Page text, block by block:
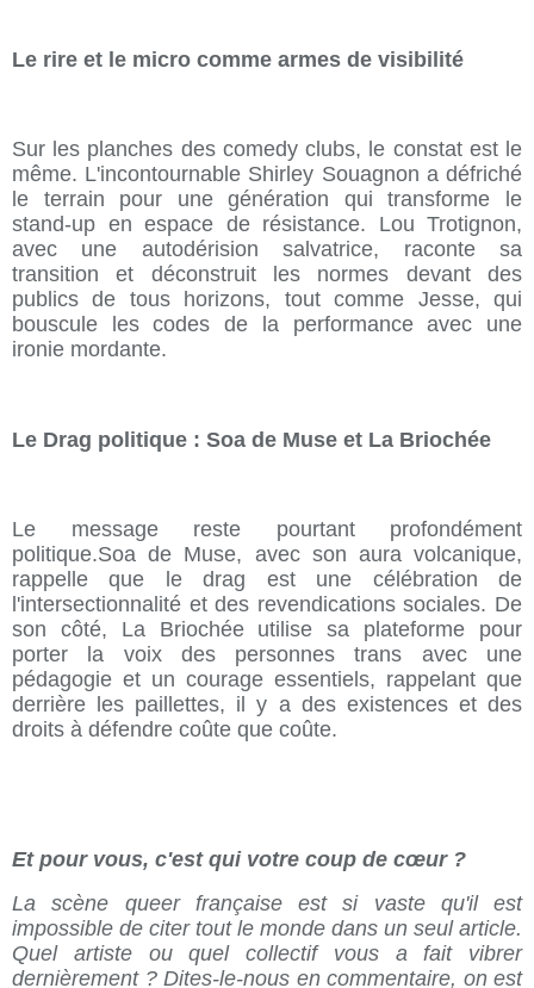
Le rire et le micro comme armes de visibilité
Sur les planches des comedy clubs, le constat est le
même. L'incontournable Shirley Souagnon a défriché
le terrain pour une génération qui transforme le
stand-up en espace de résistance. Lou Trotignon,
avec une autodérision salvatrice, raconte sa
transition et déconstruit les normes devant des
publics de tous horizons, tout comme Jesse, qui
bouscule les codes de la performance avec une
ironie mordante.
Le Drag politique : Soa de Muse et La Briochée
Le message reste pourtant profondément
politique.Soa de Muse, avec son aura volcanique,
rappelle que le drag est une célébration de
l'intersectionnalité et des revendications sociales. De
son côté, La Briochée utilise sa plateforme pour
porter la voix des personnes trans avec une
pédagogie et un courage essentiels, rappelant que
derrière les paillettes, il y a des existences et des
droits à défendre coûte que coûte.
Et pour vous, c'est qui votre coup de cœur ?
La scène queer française est si vaste qu'il est
impossible de citer tout le monde dans un seul article.
Quel artiste ou quel collectif vous a fait vibrer
dernièrement ? Dites-le-nous en commentaire, on est